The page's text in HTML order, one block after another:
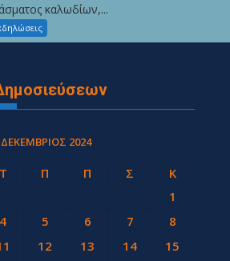
καλωδίων,...
ΔΕΚΈΜΒΡΙΟΣ 2024
Τ Π Π Σ
Κ
1
4 5 6 7
8
12 13 14
15